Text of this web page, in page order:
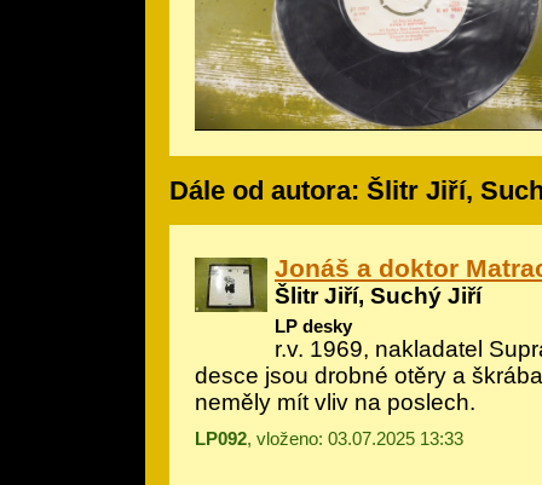
Dále od autora: Šlitr Jiří,
Jonáš a doktor
Šlitr Jiří, Suchý Jiří
LP desky
r.v. 1969, nakladatel
desce jsou drobné otěry a
neměly mít vliv na poslech.
LP092, vloženo: 03.07.2025 13:33